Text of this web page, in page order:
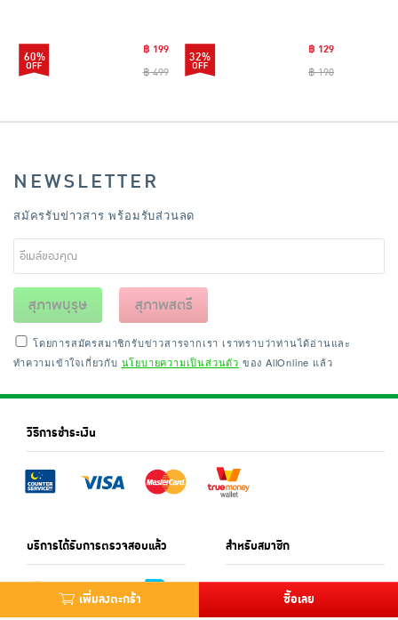
เพิ่มลงตะกร้า ซื้อเลย
60%
฿ 199
฿ 499
32%
฿ 129
฿ 190
NEWSLETTER
สมัครรับข่าวสาร พร้อมรับส่วนลด
สุภาพบุรุษ สุภาพสตรี
โดยการสมัครสมาชิกรับข่าวสารจากเรา เราทราบว่าท่านได้อ่านและ
ทำความเข้าใจเกี่ยวกับ นโยบายความเป็นส่วนตัว ของ AllOnline แล้ว
วิธีการชำระเงิน
บริการได้รับการตรวจสอบแล้ว สำหรับสมาชิก